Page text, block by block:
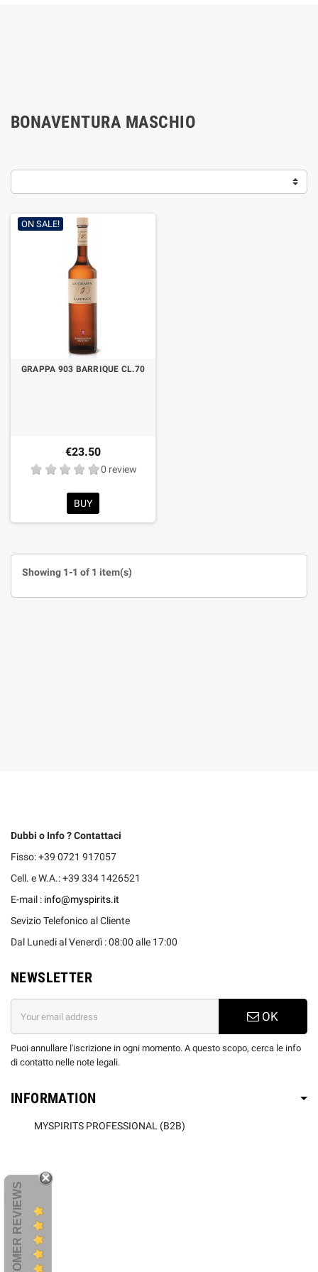
BONAVENTURA MASCHIO
ON SALE!
GRAPPA 903 BARRIQUE CL.70
€23.50
0 review
BUY
Showing 1-1 of 1 item(s)
Dubbi o Info ? Contattaci
Fisso: +39 0721 917057
Cell. e W.A.: +39 334 1426521
E-mail : info@myspirits.it
Sevizio Telefonico al Cliente
Dal Lunedi al Venerdì : 08:00 alle 17:00
NEWSLETTER
OK
Puoi annullare l'iscrizione in ogni momento. A questo scopo, cerca le info
di contatto nelle note legali.
INFORMATION
MYSPIRITS PROFESSIONAL (B2B)
CUSTOMER REVIEWS